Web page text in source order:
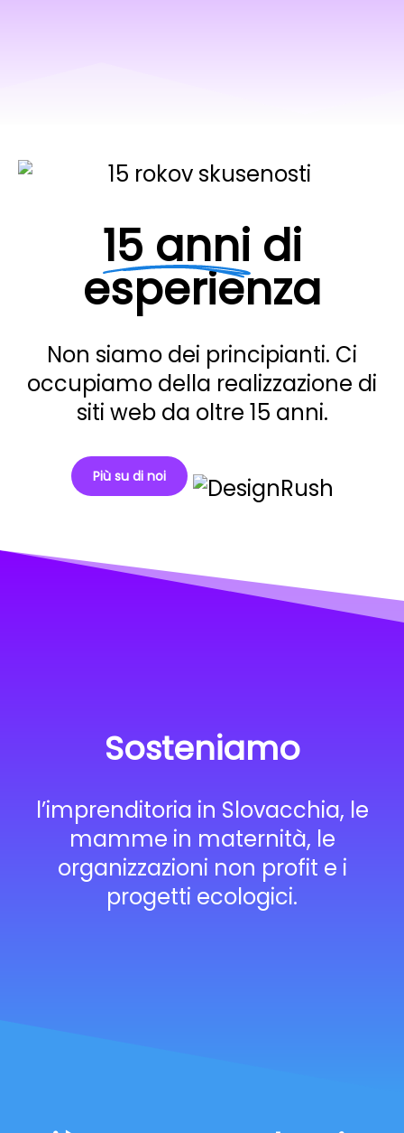
15 anni di
esperienza
Non siamo dei principianti. Ci
occupiamo della realizzazione di
siti web da oltre 15 anni.
Più su di noi
Sosteniamo
l’imprenditoria in Slovacchia, le
mamme in maternità, le
organizzazioni non profit e i
progetti ecologici.